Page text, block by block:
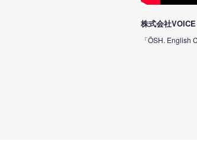
株式会社VOICE
「ÖSH. English